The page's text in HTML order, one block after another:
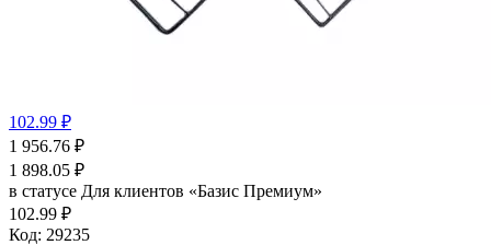
102.99 ₽
1 956.76 ₽
1 898.05 ₽
в статусе Для клиентов «Базис Премиум»
102.99 ₽
Код: 29235